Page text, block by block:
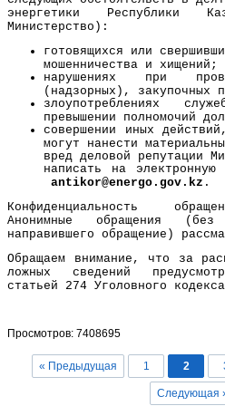
энергетики Республики
Министерство):
готовящихся или
мошенничества и хищений;
нарушениях при
(надзорных), закупочных
злоупотреблениях
превышении полномочий
совершении иных
могут нанести
вред деловой репутации
написать на
antikor@energo .gov.kz .
Конфиденциальность
Анонимные обращения
направившего обращение)
Обращаем внимание, что за
ложных сведений
статьей 274 Уголовного
Просмотров: 7408695
« Предыдущая 1 2
Следующая